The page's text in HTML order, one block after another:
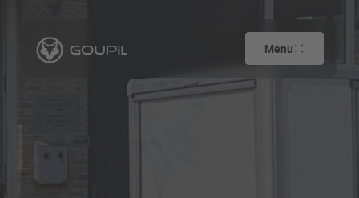
Menu